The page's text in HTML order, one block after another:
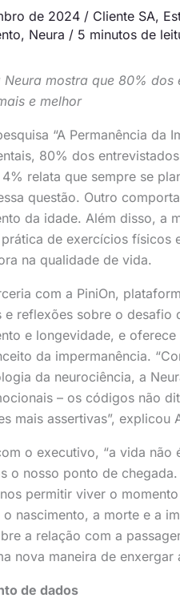
de 2024 / Cliente SA,
, Neura / 5 minutos de
Neura mostra que 80%
e melhor
“A Permanência da
80% dos
4% relata que sempre se
questão. Outro
da idade. Além disso, a
de exercícios físicos
na qualidade de vida.
com a PiniOn,
e reflexões sobre o
e longevidade, e
da impermanência.
da neurociência, a
– os códigos não
mais assertivas”,
o executivo, “a vida não
o nosso ponto de
permitir viver o
o nascimento, a morte e a
a relação com a
nova maneira de
de dados